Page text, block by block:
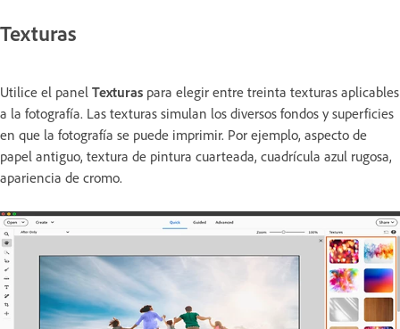
Texturas
Utilice el panel Texturas para elegir entre treinta texturas aplicables
a la fotografía. Las texturas simulan los diversos fondos y superficies
en que la fotografía se puede imprimir. Por ejemplo, aspecto de
papel antiguo, textura de pintura cuarteada, cuadrícula azul rugosa,
apariencia de cromo.